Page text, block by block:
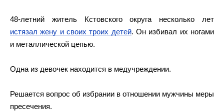
48-летний житель Кстовского округа несколько лет
истязал жену и своих троих детей. Он избивал их ногами
и металлической цепью.
Одна из девочек находится в медучреждении.
Решается вопрос об избрании в отношении мужчины меры
пресечения.